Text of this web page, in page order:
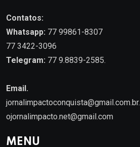
Contatos:
Whatsapp: 77 99861-8307
77 3422-3096
Telegram: 77 9.8839-2585.
Email.
jornalimpactoconquista@gmail.com.br.
ojornalimpacto.net@gmail.com
MENU